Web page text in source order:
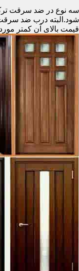
سه نوع در ضد سرقت
شود.البته درب ضد سرقت
قیمت بالای آن کمتر